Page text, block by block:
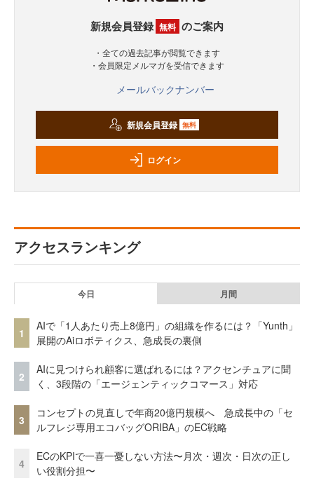
新規会員登録 無料 のご案内
・全ての過去記事が閲覧できます
・会員限定メルマガを受信できます
メールバックナンバー
新規会員登録 無料
ログイン
アクセスランキング
今日 月間
1
AIで「1人あたり売上8億円」の組織を作るには？「Yunth」
展開のAiロボティクス、急成長の裏側
2
AIに見つけられ顧客に選ばれるには？アクセンチュアに聞
く、3段階の「エージェンティックコマース」対応
3
コンセプトの見直しで年商20億円規模へ 急成長中の「セ
ルフレジ専用エコバッグORIBA」のEC戦略
4
ECのKPIで一喜一憂しない方法〜月次・週次・日次の正し
い役割分担〜